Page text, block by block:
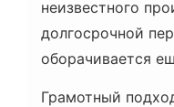
неизвестного
долгосрочной
оборачивается
Грамотный